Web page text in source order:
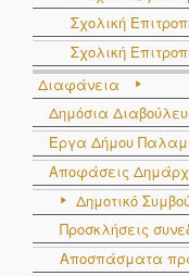
Σχολική
Σχολική
Διαφάνεια
Δημόσια
Έργα Δήμου
Αποφάσεις
Δημοτικό
Προσκλήσεις
Αποσπάσματα